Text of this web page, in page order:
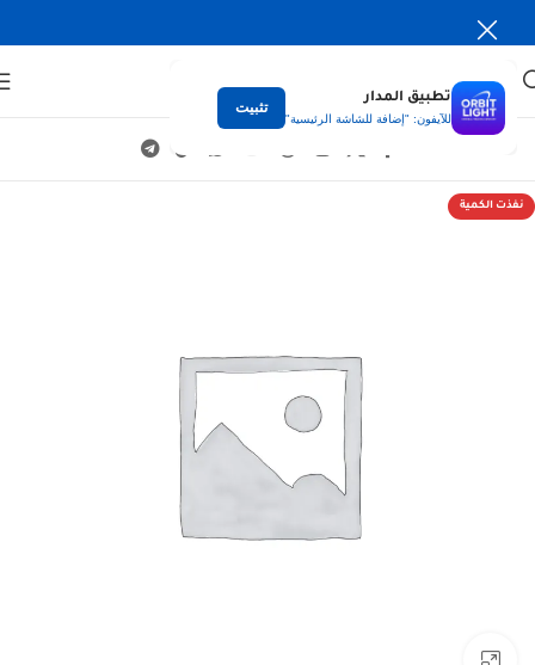
تطبيق المدار
للآيفون: "إضافة للشاشة الرئيسية"
تثبيت
نفذت الكمية